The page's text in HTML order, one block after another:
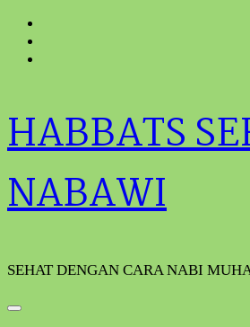
HABBATS
NABAWI
SEHAT DENGAN CARA NABI